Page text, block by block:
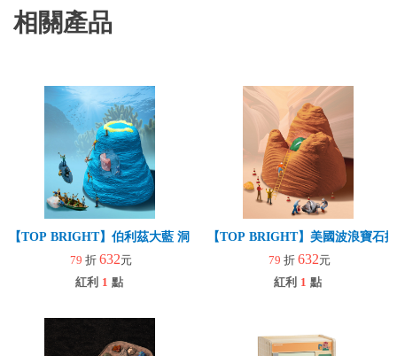
相關產品
【TOP BRIGHT】伯利茲大藍 洞寶石挖掘套組(益智玩具/趣味桌遊/世
79 折 632元
紅利 1 點
【TOP BRIGHT】美國波浪寶石
79 折 632元
紅利 1 點